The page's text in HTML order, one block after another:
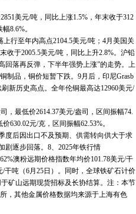
美元/吨，同比上涨1.5%，年末收于312
8.6%。
行至年内高点2104.5美元/吨；4月美国关
收于2005.5美元/吨，同比上升2.8%。沪铅
回落再反弹，下半年强势上涨”的走势。上
制品，铜价短暂下跌。9月后，印尼Grasb
新历史高点。全年伦铜最高达12960美元/
，最低价2614.37美元/盎司，区间振幅74.
630.02元/克，区间振幅62.53%。
后因出口不及预期、供需转向供大于求
剧逐步回落。8、2025年铁行情
澳粉远期价格指数年均价101.78美元/干
/干吨（6月25日）。同时，全球铁矿石计价
矿山远期现货招标及长协结算。注：本节
，其他金属价格数据均来源于上海有色